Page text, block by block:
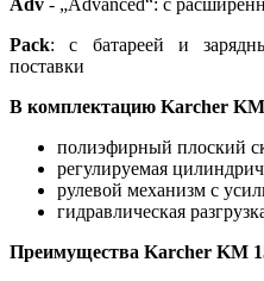
Adv - „Advanced“: с
Pack: с батареей и
поставки
В комплектацию Karcher KM
полиэфирный плоский
регулируемая
рулевой механизм с
гидравлическая
Преимущества Karcher KM